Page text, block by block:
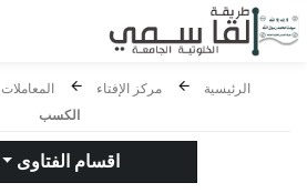
الرئيسية مركز الإفتاء المعاملات
الكسب
اقسام الفتاوى